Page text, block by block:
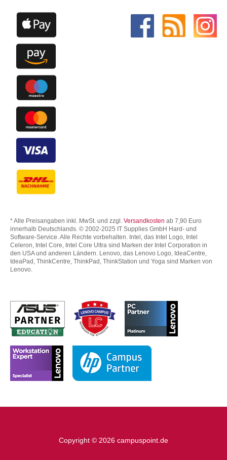
* Alle Preisangaben inkl. MwSt. und zzgl. Versandkosten ab 7,90 Euro
innerhalb Deutschlands. © 2002-2025 IT Supplies GmbH Hard- und
Software-Service. Alle Rechte vorbehalten. Intel, das Intel Logo, Intel
Celeron, Intel Core, Intel Core Ultra sind Marken der Intel Corporation in
den USA und anderen Ländern. Lenovo, das Lenovo Logo, IdeaCentre,
IdeaPad, ThinkCentre, ThinkPad, ThinkStation und Yoga sind Marken von
Lenovo.
Copyright © 2026 campuspoint.de